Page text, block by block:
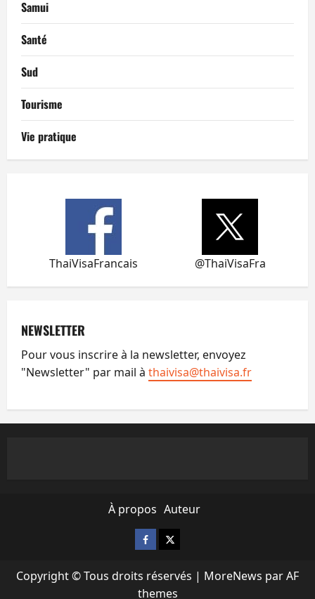
Samui
Santé
Sud
Tourisme
Vie pratique
ThaiVisaFrancais @ThaiVisaFra
NEWSLETTER
Pour vous inscrire à la newsletter, envoyez
"Newsletter" par mail à thaivisa@thaivisa.fr
À propos Auteur
Facebook
X
Copyright © Tous droits réservés | MoreNews par AF
themes